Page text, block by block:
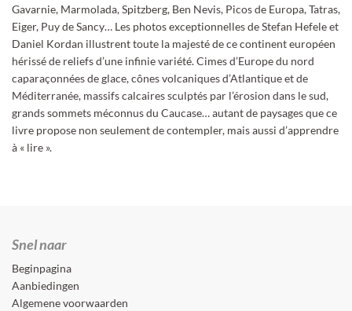
Gavarnie, Marmolada, Spitzberg, Ben Nevis, Picos de Europa, Tatras,
Eiger, Puy de Sancy… Les photos exceptionnelles de Stefan Hefele et
Daniel Kordan illustrent toute la majesté de ce continent européen
hérissé de reliefs d’une infinie variété. Cimes d’Europe du nord
caparaçonnées de glace, cônes volcaniques d’Atlantique et de
Méditerranée, massifs calcaires sculptés par l’érosion dans le sud,
grands sommets méconnus du Caucase… autant de paysages que ce
livre propose non seulement de contempler, mais aussi d’apprendre
à « lire ».
Snel naar
Beginpagina
Aanbiedingen
Algemene voorwaarden